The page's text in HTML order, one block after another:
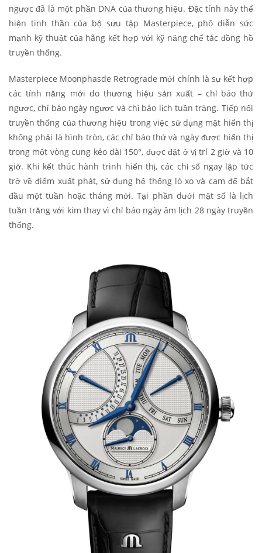
ngược đã là một phần DNA của thương hiệu. Đặc tính này thể
hiện tinh thần của bộ sưu tập Masterpiece, phô diễn sức
mạnh kỹ thuật của hãng kết hợp với kỹ năng chế tác đồng hồ
truyền thống.
Masterpiece Moonphasde Retrograde mới chính là sự kết hợp
các tính năng mới do thương hiệu sản xuất – chỉ báo thứ
ngược, chỉ báo ngày ngược và chỉ báo lịch tuần trăng. Tiếp nối
truyền thống của thương hiệu trong việc sử dụng mặt hiển thị
không phải là hình tròn, các chỉ báo thứ và ngày được hiển thị
trong một vòng cung kéo dài 150°, được đặt ở vị trí 2 giờ và 10
giờ. Khi kết thúc hành trình hiển thị, các chỉ số ngay lập tức
trở về điểm xuất phát, sử dụng hệ thống lò xo và cam để bắt
đầu một tuần hoặc tháng mới. Tại phần dưới mặt số là lịch
tuần trăng với kim thay vì chỉ báo ngày âm lịch 28 ngày truyền
thống.